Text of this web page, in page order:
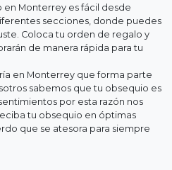
en Monterrey es fácil desde
secciones, donde puedes
Coloca tu orden de regalo y
de manera rápida para tu
en Monterrey que forma parte
sabemos que tu obsequio es
por esta razón nos
tu obsequio en óptimas
que se atesora para siempre